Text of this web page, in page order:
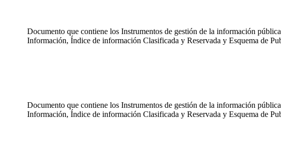
Documento que contiene los Instrumentos de gestión de la información
Información, Índice de información Clasificada y Reservada y Esquema de
Documento que contiene los Instrumentos de gestión de la información
Información, Índice de información Clasificada y Reservada y Esquema de